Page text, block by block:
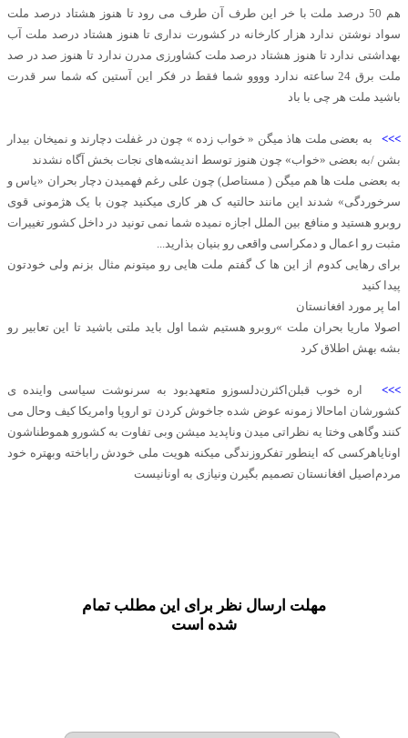
هم 50 درصد ملت با خر این طرف آن طرف می رود تا هنوز هشتاد درصد ملت
سواد نوشتن ندارد هزار کارخانه در کشورت نداری تا هنوز هشتاد درصد ملت آب
بهداشتی ندارد تا هنوز هشتاد درصد ملت کشاورزی مدرن ندارد تا هنوز صد در صد
ملت برق 24 ساعته ندارد وووو شما فقط در فکر این آستین که شما سر قدرت
باشید ملت هر چی با باد
>>> به بعضی ملت هاذ میگن « خواب زده » چون در غفلت دچارند و نمیخان بیدار
بشن /به بعضی «خواب» چون هنوز توسط اندیشه‌های نجات بخش آگاه نشدند
به بعضی ملت ها هم میگن ( مستاصل) چون علی رغم فهمیدن دچار بحران «یاس و
سرخوردگی» شدند این مانند حالتیه ک هر کاری میکنید چون با یک هژمونی قوی
روبرو هستید و منافع بین الملل اجازه نمیده شما نمی تونید در داخل کشور تغییرات
مثبت رو اعمال و دمکراسی واقعی رو بنیان بذارید...
برای رهایی کدوم از این ها ک گفتم ملت هایی رو میتونم مثال بزنم ولی خودتون
پیدا کنید
اما پر مورد افغانستان
اصولا ماریا بحران ملت »روبرو هستیم شما اول باید ملتی باشید تا این تعابیر رو
بشه بهش اطلاق کرد
>>> اره خوب قبلن‌اکثرن‌دلسوزو متعهدبود به سرنوشت سیاسی واینده ی
کشورشان اماحالا زمونه عوض شده جاخوش کردن تو اروپا وامریکا کیف وحال می
کنند وگاهی وختا یه نظراتی میدن وناپدید میشن وبی تفاوت به کشورو هموطناشون
اونایاهرکسی که اینطور تفکروزندگی میکنه هویت ملی خودش راباخته وبهتره خود
مردم‌اصیل افغانستان تصمیم بگیرن ونیازی به اونانیست
مهلت ارسال نظر برای این مطلب تمام
شده است